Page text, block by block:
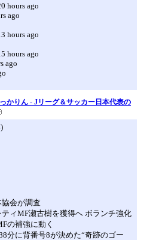
hours ago
ago
hours ago
hours ago
ago
かりん - Jリーグ＆サッカー日本代表の
会が調査
ィMF瀬古樹を獲得へ ボランチ強化
の補強に動く
分に背番号8が決めた“奇跡のゴー